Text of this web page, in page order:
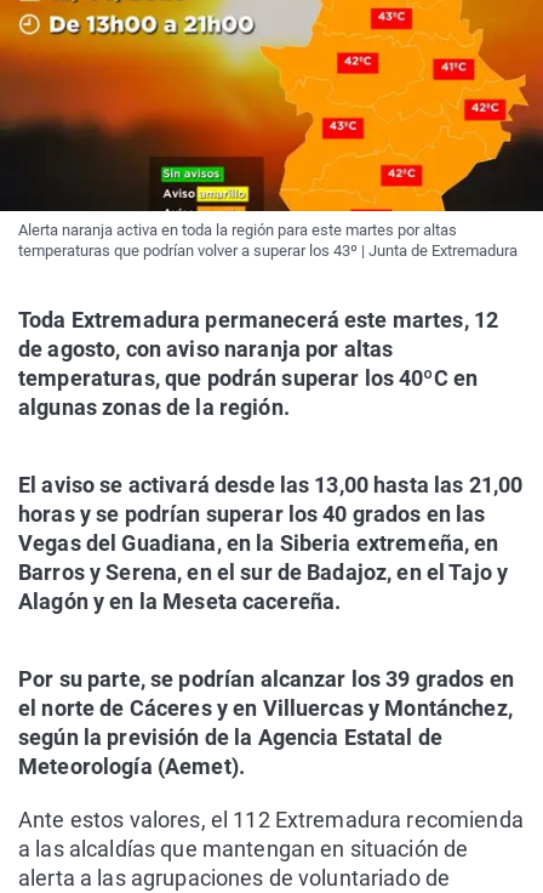
Alerta naranja activa en toda la región para este martes por altas
temperaturas que podrían volver a superar los 43º | Junta de Extremadura
Toda Extremadura permanecerá este martes, 12
de agosto, con aviso naranja por altas
temperaturas, que podrán superar los 40ºC en
algunas zonas de la región.
El aviso se activará desde las 13,00 hasta las 21,00
horas y se podrían superar los 40 grados en las
Vegas del Guadiana, en la Siberia extremeña, en
Barros y Serena, en el sur de Badajoz, en el Tajo y
Alagón y en la Meseta cacereña.
Por su parte, se podrían alcanzar los 39 grados en
el norte de Cáceres y en Villuercas y Montánchez,
según la previsión de la Agencia Estatal de
Meteorología (Aemet).
Ante estos valores, el 112 Extremadura recomienda
a las alcaldías que mantengan en situación de
alerta a las agrupaciones de voluntariado de